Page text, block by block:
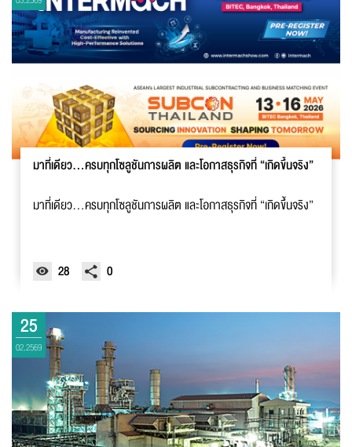
มาที่เดียว…ครบทุกโซลูชันการผลิต และโอกาสธุรกิจที่ “เกิดขึ้นจริง”
มาที่เดียว…ครบทุกโซลูชันการผลิต และโอกาสธุรกิจที่ “เกิดขึ้นจริง”
28 0
25
02.2569